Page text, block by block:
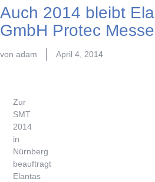
Auch 2014 bleibt
GmbH Protec
von adam April 4, 2014
Zur
SMT
2014
in
Nürnberg
beauftragt
Elantas